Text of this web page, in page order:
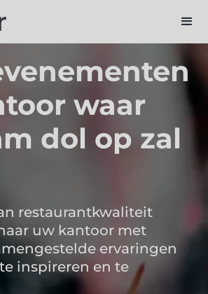
waar
dol op zal
restaurantkwaliteit
uw kantoor met
ervaringen
inspireren en te